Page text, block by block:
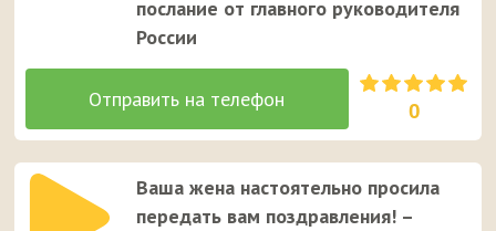
послание от главного руководителя
России
0
Ваша жена настоятельно просила
передать вам поздравления! –